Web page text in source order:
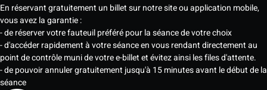
En réservant gratuitement un billet sur notre site ou application mobile,
vous avez la garantie :
- de réserver votre fauteuil préféré pour la séance de votre choix
- d'accéder rapidement à votre séance en vous rendant directement au
point de contrôle muni de votre e-billet et évitez ainsi les files d'attente.
- de pouvoir annuler gratuitement jusqu'à 15 minutes avant le début de la
séance